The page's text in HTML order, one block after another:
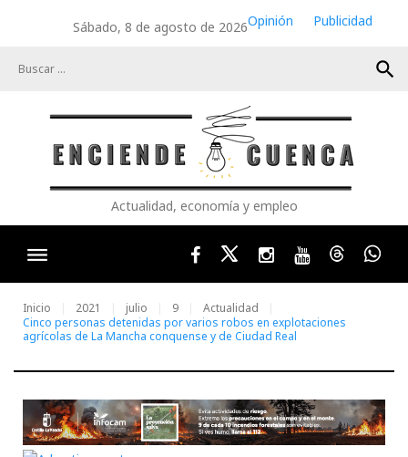
Sábado, 8 de agosto de 2026Opinión
Publicidad
search
Actualidad, economía y empleo
FacebookTwitterInstagram
YoutubeThreads
Inicio 2021 julio 9
Actualidad
Cinco personas detenidas por varios robos en explotaciones
agrícolas de La Mancha conquense y de Ciudad Real